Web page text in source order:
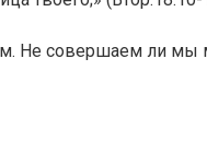
Не совершаем ли мы